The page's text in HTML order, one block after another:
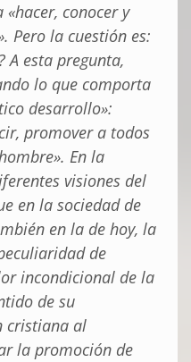
conocer y
Pero la cuestión es:
A esta pregunta,
lo que comporta
desarrollo»:
promover a todos
En la
visiones del
en la sociedad de
en la de hoy, la
de
incondicional de la
de su
cristiana al
la promoción de